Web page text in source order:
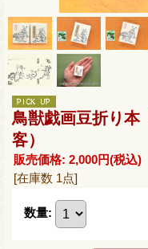
鳥獣戯画豆折り本
客）
販売価格: 2,000円(税込)
[在庫数 1点]
数量: